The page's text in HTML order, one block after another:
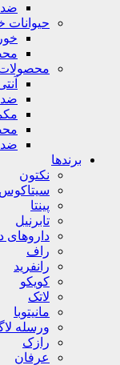
ضد
حیوانات
ضد
ضد
برندها
نکتون
سیتاکوس
پینتا
تابرنیل
داروهای
راف
رانفرید
کویکو
لاتک
مانیتوبا
ورسله
رازک
عرفان